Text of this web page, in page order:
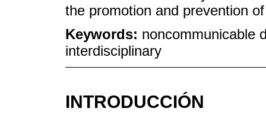
the promotion and prevention
Keywords: noncommunicable
interdisciplinary
INTRODUCCIÓN